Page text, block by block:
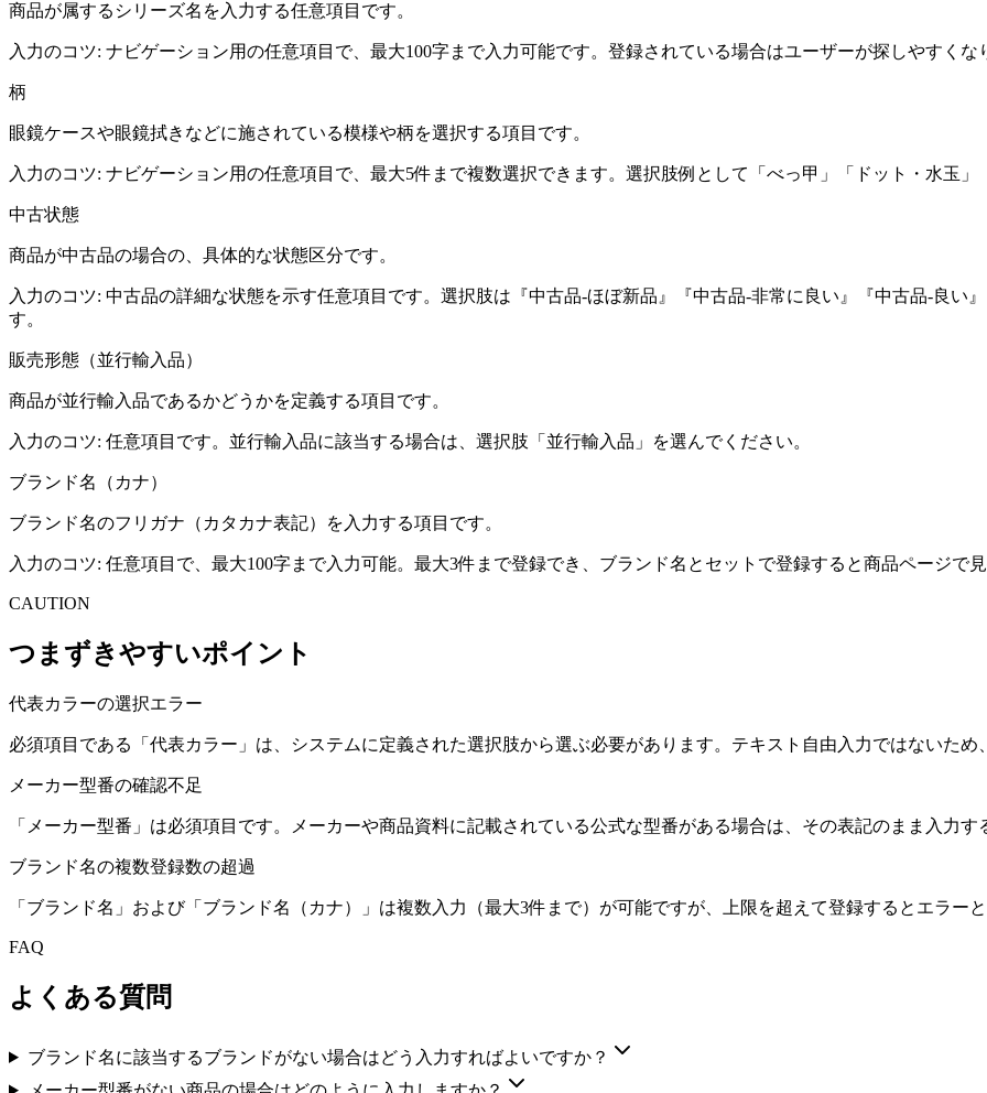
商品が属するシリーズ名を入力する任意項目です。
入力のコツ: ナビゲーション用の任意項目で、最大100字まで入力可能です。登録されている場合はユーザーが探しやすくな
柄
眼鏡ケースや眼鏡拭きなどに施されている模様や柄を選択する項目です。
入力のコツ: ナビゲーション用の任意項目で、最大5件まで複数選択できます。選択肢例として「べっ甲」「ドット・水玉」
中古状態
商品が中古品の場合の、具体的な状態区分です。
入力のコツ: 中古品の詳細な状態を示す任意項目です。選択肢は『中古品-ほぼ新品』『中古品-非常に良い』『中古品-良い
す。
販売形態（並行輸入品）
商品が並行輸入品であるかどうかを定義する項目です。
入力のコツ: 任意項目です。並行輸入品に該当する場合は、選択肢「並行輸入品」を選んでください。
ブランド名（カナ）
ブランド名のフリガナ（カタカナ表記）を入力する項目です。
入力のコツ: 任意項目で、最大100字まで入力可能。最大3件まで登録でき、ブランド名とセットで登録すると商品ページで見
CAUTION
つまずきやすいポイント
代表カラーの選択エラー
必須項目である「代表カラー」は、システムに定義された選択肢から選ぶ必要があります。テキスト自由入力ではないため
メーカー型番の確認不足
「メーカー型番」は必須項目です。メーカーや商品資料に記載されている公式な型番がある場合は、その表記のまま入力す
ブランド名の複数登録数の超過
「ブランド名」および「ブランド名（カナ）」は複数入力（最大3件まで）が可能ですが、上限を超えて登録するとエラーと
FAQ
よくある質問
ブランド名に該当するブランドがない場合はどう入力すればよいですか？